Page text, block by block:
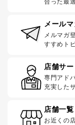
メール
メルマガ
すすめト
店舗サ
専門アド
充実した
店舗一覧
お近くの